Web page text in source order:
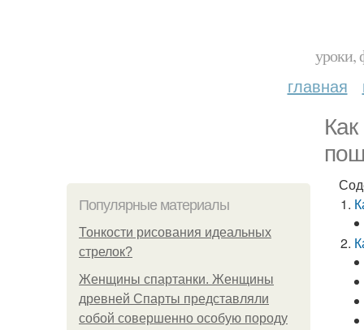
уроки,
главная
Популярные материалы
Тонкости рисования идеальных
стрелок?
Женщины спартанки. Женщины
древней Спарты представляли
собой совершенно особую породу